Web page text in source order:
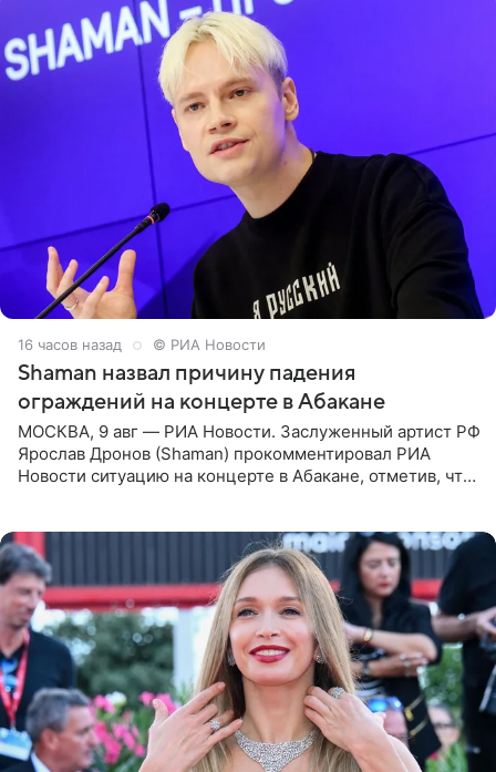
16 часов назад © РИА Новости
Shaman назвал причину падения
ограждений на концерте в Абакане
МОСКВА, 9 авг — РИА Новости. Заслуженный артист РФ
Ярослав Дронов (Shaman) прокомментировал РИА
Новости ситуацию на концерте в Абакане, отметив, что